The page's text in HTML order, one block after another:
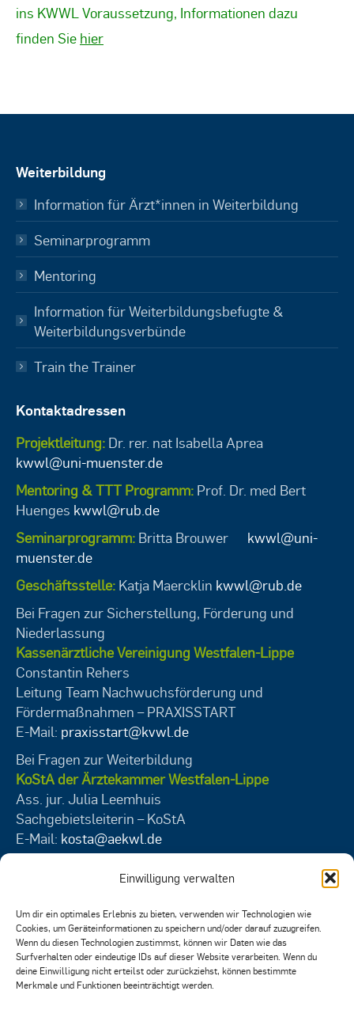
Einwilligung verwalten
Um dir ein optimales Erlebnis zu bieten, verwenden wir Technologien wie
Cookies, um Geräteinformationen zu speichern und/oder darauf zuzugreifen.
Wenn du diesen Technologien zustimmst, können wir Daten wie das
Surfverhalten oder eindeutige IDs auf dieser Website verarbeiten. Wenn du
deine Einwilligung nicht erteilst oder zurückziehst, können bestimmte
Merkmale und Funktionen beeinträchtigt werden.
ins KWWL Voraussetzung, Informationen dazu
finden Sie hier
Weiterbildung
Information für Ärzt*innen in Weiterbildung
Seminarprogramm
Mentoring
Information für Weiterbildungsbefugte &
Weiterbildungsverbünde
Train the Trainer
Kontaktadressen
Projektleitung: Dr. rer. nat Isabella Aprea
kwwl@uni-muenster.de
Mentoring & TTT Programm: Prof. Dr. med Bert
Huenges kwwl@rub.de
Seminarprogramm: Britta Brouwer kwwl@uni-
muenster.de
Geschäftsstelle: Katja Maercklin kwwl@rub.de
Bei Fragen zur Sicherstellung, Förderung und
Niederlassung
Kassenärztliche Vereinigung Westfalen-Lippe
Constantin Rehers
Leitung Team Nachwuchsförderung und
Fördermaßnahmen – PRAXISSTART
E-Mail: praxisstart@kvwl.de
Bei Fragen zur Weiterbildung
KoStA der Ärztekammer Westfalen-Lippe
Ass. jur. Julia Leemhuis
Sachgebietsleiterin – KoStA
E-Mail: kosta@aekwl.de
Akademie für medizinische Fortbildung
Christoph Ellers
Leitung Akademie für medizinische Fortbildung
E-Mail:akademie@aekwl.de